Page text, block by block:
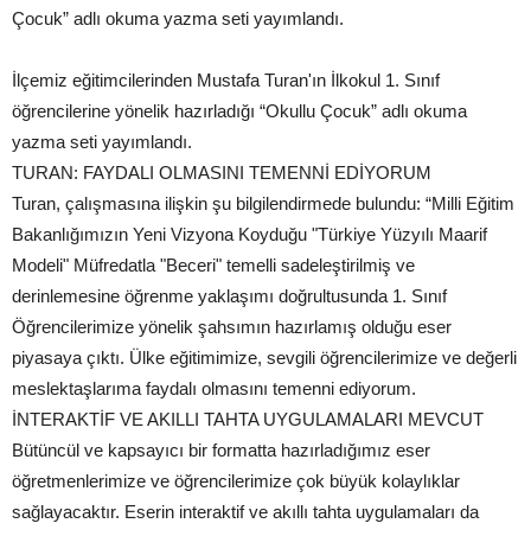
Çocuk” adlı okuma yazma seti yayımlandı.
İlçemiz eğitimcilerinden Mustafa Turan'ın İlkokul 1. Sınıf
öğrencilerine yönelik hazırladığı “Okullu Çocuk” adlı okuma
yazma seti yayımlandı.
TURAN: FAYDALI OLMASINI TEMENNİ EDİYORUM
Turan, çalışmasına ilişkin şu bilgilendirmede bulundu: “Milli Eğitim
Bakanlığımızın Yeni Vizyona Koyduğu "Türkiye Yüzyılı Maarif
Modeli" Müfredatla "Beceri" temelli sadeleştirilmiş ve
derinlemesine öğrenme yaklaşımı doğrultusunda 1. Sınıf
Öğrencilerimize yönelik şahsımın hazırlamış olduğu eser
piyasaya çıktı. Ülke eğitimimize, sevgili öğrencilerimize ve değerli
meslektaşlarıma faydalı olmasını temenni ediyorum.
İNTERAKTİF VE AKILLI TAHTA UYGULAMALARI MEVCUT
Bütüncül ve kapsayıcı bir formatta hazırladığımız eser
öğretmenlerimize ve öğrencilerimize çok büyük kolaylıklar
sağlayacaktır. Eserin interaktif ve akıllı tahta uygulamaları da